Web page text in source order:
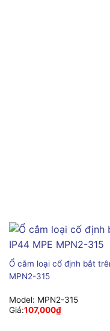
Ổ cắm loại cố định bắt
MPN2-315
Model: MPN2-315
Giá:107,000₫